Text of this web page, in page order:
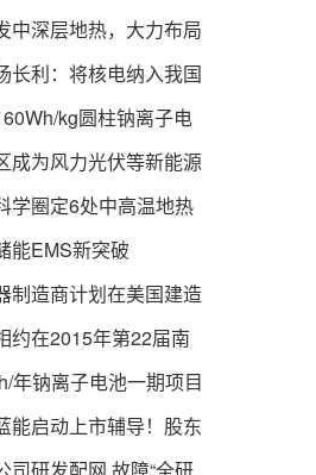
量未来前景
中深层地热，大力布局
长利：将核电纳入我国
系
kg圆柱钠离子电
成为风力光伏等新能源
学圈定6处中高温地热
能EMS新突破
制造商计划在美国建造
厂
约在2015年第22届南
年钠离子电池一期项目
程完工
能启动上市辅导！股东